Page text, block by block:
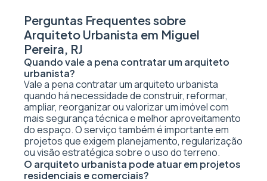
Perguntas Frequentes sobre
Arquiteto Urbanista em Miguel
Pereira, RJ
Quando vale a pena contratar um arquiteto
urbanista?
Vale a pena contratar um arquiteto urbanista
quando há necessidade de construir, reformar,
ampliar, reorganizar ou valorizar um imóvel com
mais segurança técnica e melhor aproveitamento
do espaço. O serviço também é importante em
projetos que exigem planejamento, regularização
ou visão estratégica sobre o uso do terreno.
O arquiteto urbanista pode atuar em projetos
residenciais e comerciais?